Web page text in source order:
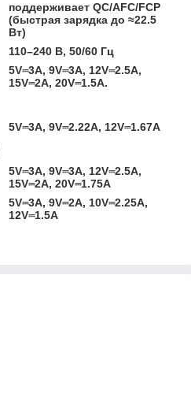
поддерживает QC/AFC/FCP
(быстрая зарядка до ≈22.5
Вт)
110–240 В, 50/60 Гц
5V⎓3A, 9V⎓3A, 12V⎓2.5A,
15V⎓2A, 20V⎓1.5A.
5V⎓3A, 9V⎓2.22A, 12V⎓1.67A
5V⎓3A, 9V⎓3A, 12V⎓2.5A,
15V⎓2A, 20V⎓1.75A
5V⎓3A, 9V⎓2A, 10V⎓2.25A,
12V⎓1.5A